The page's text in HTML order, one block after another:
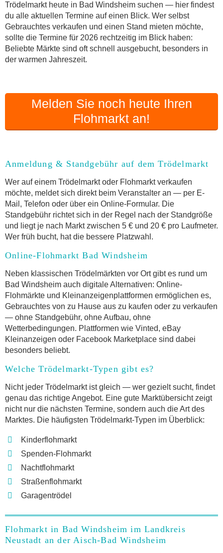
Welche Trödelmarkt-Typen gibt es?
Aktuelle Flohmarkt-Termine für Bad Windsheim
und Umgebung
Kleinanzeigen Bad Windsheim als Alternative zum
Trödelmarkt
Flohmarkt-Termin melden
Trödelmarkt heute in Bad Windsheim suchen — hier findest
du alle aktuellen Termine auf einen Blick. Wer selbst
Gebrauchtes verkaufen und einen Stand mieten möchte,
sollte die Termine für 2026 rechtzeitig im Blick haben:
Beliebte Märkte sind oft schnell ausgebucht, besonders in
der warmen Jahreszeit.
Melden Sie noch heute Ihren
Flohmarkt an!
Anmeldung & Standgebühr auf dem Trödelmarkt
Wer auf einem Trödelmarkt oder Flohmarkt verkaufen
möchte, meldet sich direkt beim Veranstalter an — per E-
Mail, Telefon oder über ein Online-Formular. Die
Standgebühr richtet sich in der Regel nach der Standgröße
und liegt je nach Markt zwischen 5 € und 20 € pro Laufmeter.
Wer früh bucht, hat die bessere Platzwahl.
Online-Flohmarkt Bad Windsheim
Neben klassischen Trödelmärkten vor Ort gibt es rund um
Bad Windsheim auch digitale Alternativen: Online-
Flohmärkte und Kleinanzeigenplattformen ermöglichen es,
Gebrauchtes von zu Hause aus zu kaufen oder zu verkaufen
— ohne Standgebühr, ohne Aufbau, ohne
Wetterbedingungen. Plattformen wie Vinted, eBay
Kleinanzeigen oder Facebook Marketplace sind dabei
besonders beliebt.
Welche Trödelmarkt-Typen gibt es?
Nicht jeder Trödelmarkt ist gleich — wer gezielt sucht, findet
genau das richtige Angebot. Eine gute Marktübersicht zeigt
nicht nur die nächsten Termine, sondern auch die Art des
Marktes. Die häufigsten Trödelmarkt-Typen im Überblick:
Kinderflohmarkt
Spenden-Flohmarkt
Nachtflohmarkt
Straßenflohmarkt
Garagentrödel
Flohmarkt in Bad Windsheim im Landkreis
Neustadt an der Aisch-Bad Windsheim